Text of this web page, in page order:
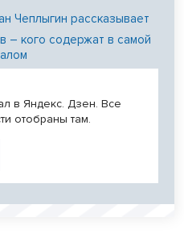
Чеплыгин рассказывает
– кого содержат в самой
в Яндекс. Дзен. Все
отобраны там.